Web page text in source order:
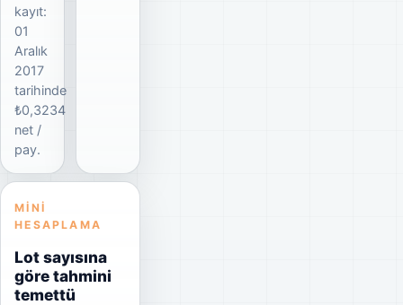
kayıt:
01
Aralık
2017
tarihinde
₺0,3234
net /
pay.
MINI
HESAPLAMA
Lot sayısına
göre tahmini
temettü